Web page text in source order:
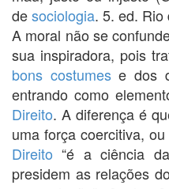
desociologia. 5. ed. Rio
A moral não se
sua inspiradora, pois
bons costumese dos
entrando como
Direito. A diferença é
uma força coercitiva,
Direito “é a ciência
presidem as relações